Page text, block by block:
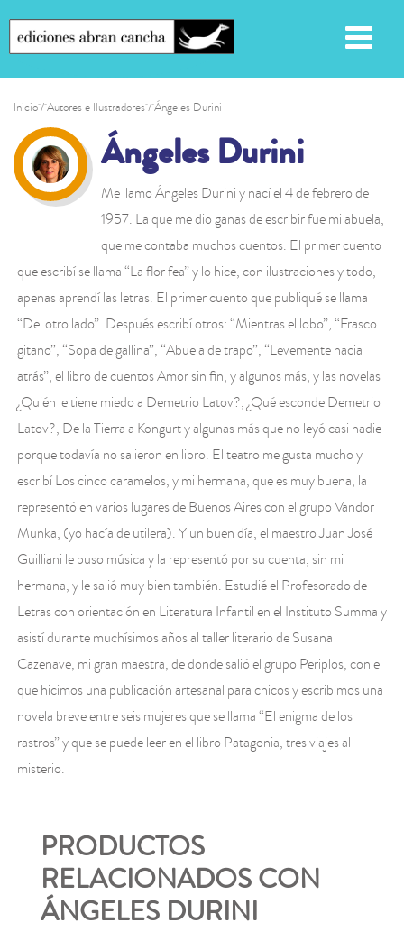
Inicio/ Autores e Ilustradores / Ángeles Durini
Ángeles Durini
Me llamo Ángeles Durini y nací el 4 de febrero de
1957. La que me dio ganas de escribir fue mi abuela,
que me contaba muchos cuentos. El primer cuento
que escribí se llama “La flor fea” y lo hice, con ilustraciones y todo,
apenas aprendí las letras. El primer cuento que publiqué se llama
“Del otro lado”. Después escribí otros: “Mientras el lobo”, “Frasco
gitano”, “Sopa de gallina”, “Abuela de trapo”, “Levemente hacia
atrás”, el libro de cuentos Amor sin fin, y algunos más, y las novelas
¿Quién le tiene miedo a Demetrio Latov?, ¿Qué esconde Demetrio
Latov?, De la Tierra a Kongurt y algunas más que no leyó casi nadie
porque todavía no salieron en libro. El teatro me gusta mucho y
escribí Los cinco caramelos, y mi hermana, que es muy buena, la
representó en varios lugares de Buenos Aires con el grupo Vandor
Munka, (yo hacía de utilera). Y un buen día, el maestro Juan José
Guilliani le puso música y la representó por su cuenta, sin mi
hermana, y le salió muy bien también. Estudié el Profesorado de
Letras con orientación en Literatura Infantil en el Instituto Summa y
asistí durante muchísimos años al taller literario de Susana
Cazenave, mi gran maestra, de donde salió el grupo Periplos, con el
que hicimos una publicación artesanal para chicos y escribimos una
novela breve entre seis mujeres que se llama “El enigma de los
rastros” y que se puede leer en el libro Patagonia, tres viajes al
misterio.
PRODUCTOS
RELACIONADOS CON
ÁNGELES DURINI